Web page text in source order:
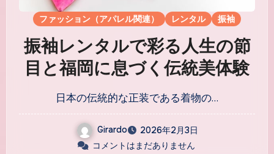
ファッション（アパレル関連） レンタル 振袖
振袖レンタルで彩る人生の節
目と福岡に息づく伝統美体験
日本の伝統的な正装である着物の…
Girardo
2026年2月3日
コメントはまだありません